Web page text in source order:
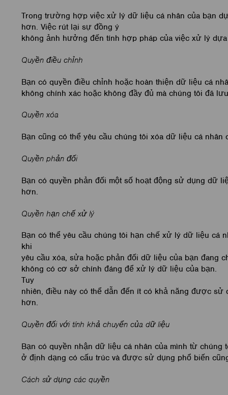
Trong trường hợp việc xử lý dữ liệu cá nhân của bạn
hơn. Việc rút lại sự đồng ý
không ảnh hưởng đến tính hợp pháp của việc xử lý
Quyền điều chỉnh
Bạn có quyền điều chỉnh hoặc hoàn thiện dữ liệu cá
không chính xác hoặc không đầy đủ mà chúng tôi đã
Quyền xóa
Bạn cũng có thể yêu cầu chúng tôi xóa dữ liệu cá
Quyền phản đối
Bạn có quyền phản đối một số hoạt động sử dụng dữ
hơn.
Quyền hạn chế xử lý
Bạn có thể yêu cầu chúng tôi hạn chế xử lý dữ liệu cá
khi
yêu cầu xóa, sửa hoặc phản đối dữ liệu của bạn đang
không có cơ sở chính đáng để xử lý dữ liệu của bạn.
Tuy
nhiên, điều này có thể dẫn đến ít có khả năng được sử
hơn.
Quyền đối với tính khả chuyển của dữ liệu
Bạn có quyền nhận dữ liệu cá nhân của mình từ chúng
ở định dạng có cấu trúc và được sử dụng phổ biến
Cách sử dụng các quyền